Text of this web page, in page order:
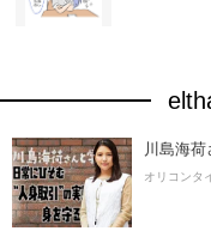
川島海荷
オリコンタ